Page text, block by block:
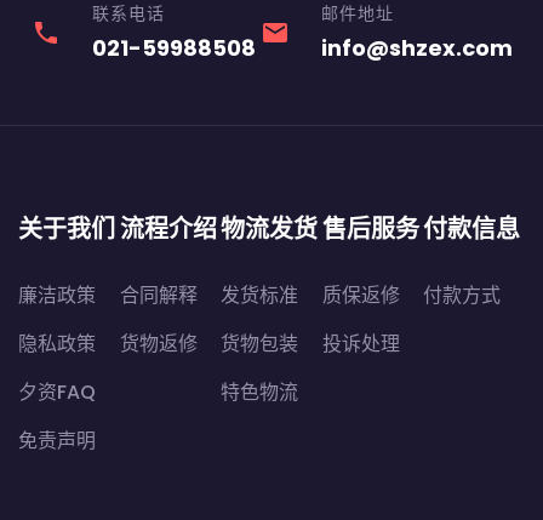
phone
联系电话
021-59988508 email
邮件地址
info@shzex.com
关于我们
廉洁政策
隐私政策
夕资FAQ
免责声明
流程介绍
合同解释
货物返修
物流发货
发货标准
货物包装
特色物流
售后服务
质保返修
投诉处理
付款信息
付款方式